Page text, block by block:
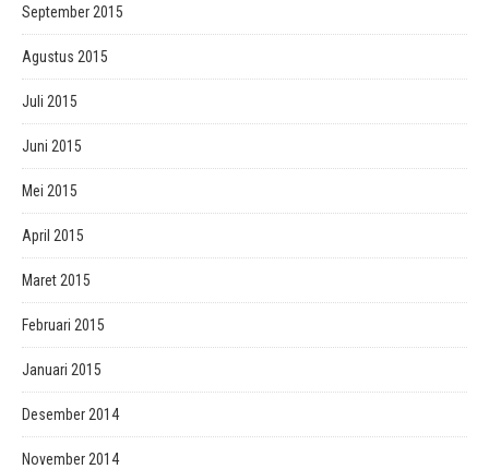
September 2015
Agustus 2015
Juli 2015
Juni 2015
Mei 2015
April 2015
Maret 2015
Februari 2015
Januari 2015
Desember 2014
November 2014